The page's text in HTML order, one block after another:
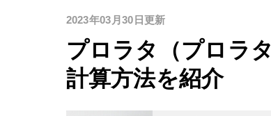
2023年03月30日更新
プロラタ（プロラ
計算方法を紹介